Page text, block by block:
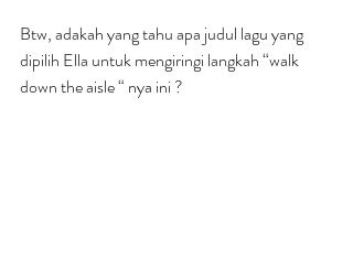
Btw, adakah yang tahu apa judul lagu yang
dipilih Ella untuk mengiringi langkah “walk
down the aisle “ nya ini ?